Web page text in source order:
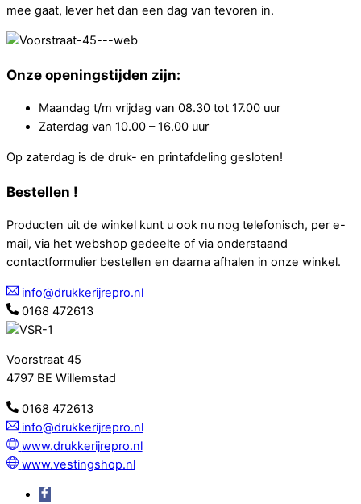
mee gaat, lever het dan een dag van tevoren in.
Onze openingstijden zijn:
Maandag t/m vrijdag van 08.30 tot 17.00 uur
Zaterdag van 10.00 – 16.00 uur
Op zaterdag is de druk- en printafdeling gesloten!
Bestellen !
Producten uit de winkel kunt u ook nu nog telefonisch, per e-
mail, via het webshop gedeelte of via onderstaand
contactformulier bestellen en daarna afhalen in onze winkel.
info@drukkerijrepro.nl
0168 472613
Voorstraat 45
4797 BE Willemstad
0168 472613
info@drukkerijrepro.nl
www.drukkerijrepro.nl
www.vestingshop.nl